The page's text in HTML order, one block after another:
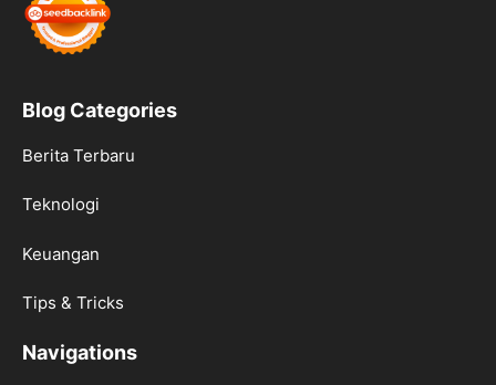
Blog Categories
Berita Terbaru
Teknologi
Keuangan
Tips & Tricks
Navigations